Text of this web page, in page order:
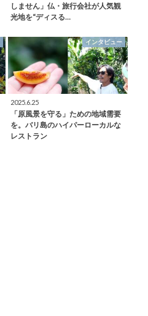
しません」仏・旅行会社が人気観
光地を“ディスる…
インタビュー
2025.6.25
「原風景を守る」ための地域需要
を。バリ島のハイパーローカルな
レストラン